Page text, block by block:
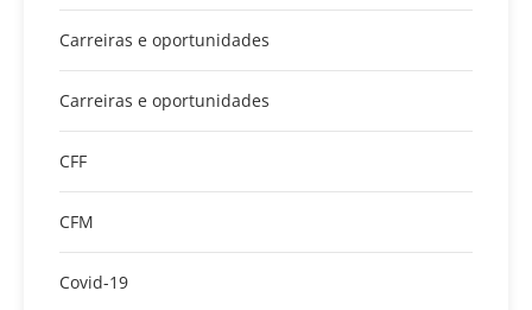
Carreiras e oportunidades
Carreiras e oportunidades
CFF
CFM
Covid-19